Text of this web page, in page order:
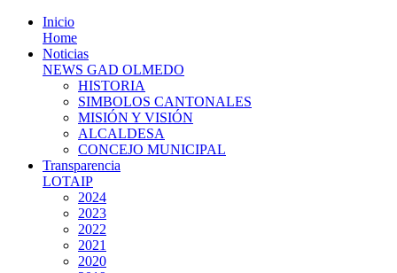
Inicio
Home
Noticias
NEWS GAD OLMEDO
HISTORIA
SIMBOLOS CANTONALES
MISIÓN Y VISIÓN
ALCALDESA
CONCEJO MUNICIPAL
Transparencia
LOTAIP
2024
2023
2022
2021
2020